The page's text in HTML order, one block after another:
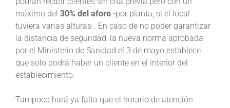
máximo del 30% del aforo -por planta, si el local
tuviera varias alturas-. En caso de no poder garantizar
la distancia de seguridad, la nueva norma aprobada
por el Ministerio de Sanidad el 3 de mayo establece
que solo podrá haber un cliente en el interior del
establecimiento.
Tampoco hará ya falta que el horario de atención